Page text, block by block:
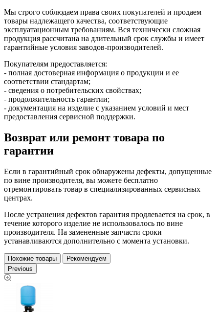
Мы строго соблюдаем права своих покупателей и продаем
товары надлежащего качества, соответствующие
эксплуатационным требованиям. Вся технически сложная
продукция рассчитана на длительный срок службы и имеет
гарантийные условия заводов-производителей.
Покупателям предоставляется:
- полная достоверная информация о продукции и ее
соответствии стандартам;
- сведения о потребительских свойствах;
- продолжительность гарантии;
- документация на изделие с указанием условий и мест
предоставления сервисной поддержки.
Возврат или ремонт товара по
гарантии
Если в гарантийный срок обнаружены дефекты, допущенные
по вине производителя, вы можете бесплатно
отремонтировать товар в специализированных сервисных
центрах.
После устранения дефектов гарантия продлевается на срок, в
течение которого изделие не использовалось по вине
производителя. На замененные запчасти сроки
устанавливаются дополнительно с момента установки.
Похожие товары
Рекомендуем
Previous